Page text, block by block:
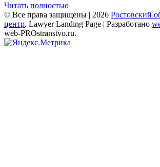
Читать полностью
© Все права защищены | 2026 Ростовский
центр. Lawyer Landing Page | Разработано
web-PROstranstvo.ru.